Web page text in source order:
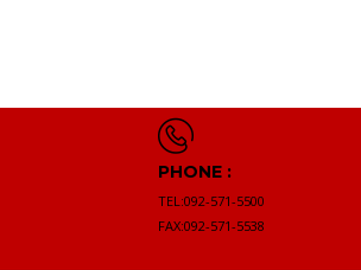
PHONE :
TEL:092-571-5500
FAX:092-571-5538